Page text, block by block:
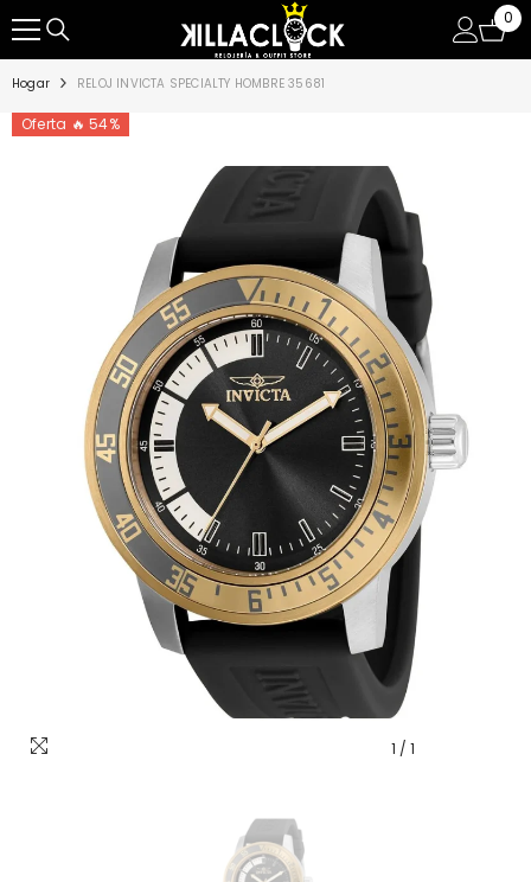
0
0
Hogar RELOJ INVICTA SPECIALTY HOMBRE 35681
Oferta 🔥 54%
1 / 1